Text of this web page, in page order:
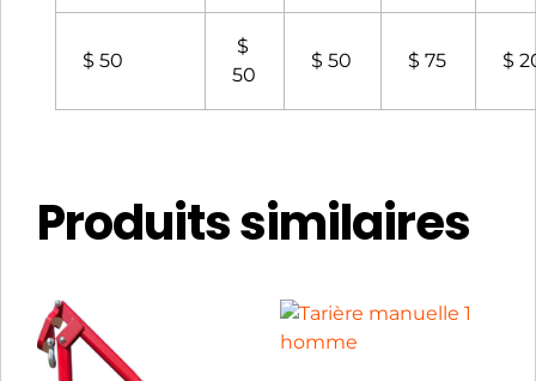
$ 50
$
50
$ 50 $ 75 $
Produits similaires